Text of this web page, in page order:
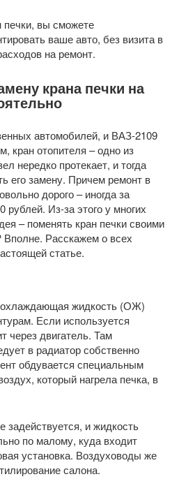
печки, вы сможете
ваше авто, без визита в
на ремонт.
крана печки на
автомобилей, и ВАЗ-2109
кран отопителя – одно из
нередко протекает, и тогда
его замену. Причем ремонт в
дорого – иногда за
рублей. Из-за этого у многих
– поменять кран печки своими
Расскажем о всех
статье.
жидкость (ОЖ)
Если используется
через двигатель. Там
в радиатор собственно
обдувается специальным
который нагрела печка, в
задействуется, и жидкость
по малому, куда входит
установка. Воздуховоды же
салона.